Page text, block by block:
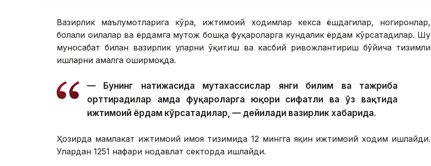
Вазирлик маълумотларига кўра, ижтимоий ходимлар кекса ёшдагилар, ногиронлар,
болали оилалар ва ёрдамга муҳтож бошқа фуқароларга кундалик ёрдам кўрсатадилар. Шу
муносабат билан вазирлик уларни ўқитиш ва касбий ривожлантириш бўйича тизимли
ишларни амалга оширмоқда.
— Бунинг натижасида мутахассислар янги билим ва тажриба
орттирадилар ҳамда фуқароларга юқори сифатли ва ўз вақтида
ижтимоий ёрдам кўрсатадилар, — дейилади вазирлик хабарида.
Ҳозирда мамлакат ижтимоий ҳимоя тизимида 12 мингга яқин ижтимоий ходим ишлайди.
Улардан 1251 нафари нодавлат секторда ишлайди.